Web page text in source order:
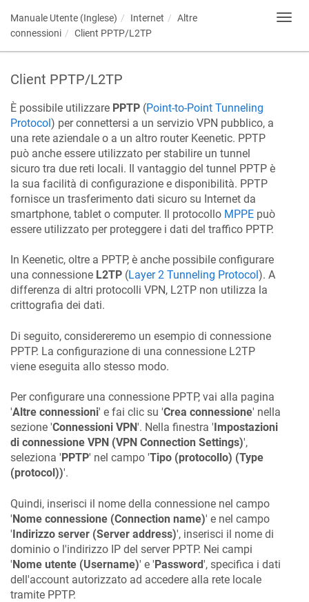
Manuale Utente (Inglese) Internet
Altre
connessioni
Client PPTP/L2TP
Client PPTP/L2TP
È possibile utilizzare PPTP (Point-to-Point Tunneling
Protocol) per connettersi a un servizio VPN pubblico, a
una rete aziendale o a un altro router Keenetic. PPTP
può anche essere utilizzato per stabilire un tunnel
sicuro tra due reti locali. Il vantaggio del tunnel PPTP è
la sua facilità di configurazione e disponibilità. PPTP
fornisce un trasferimento dati sicuro su Internet da
smartphone, tablet o computer. Il protocollo MPPE può
essere utilizzato per proteggere i dati del traffico PPTP.
In Keenetic, oltre a PPTP, è anche possibile configurare
una connessione L2TP (Layer 2 Tunneling Protocol ). A
differenza di altri protocolli VPN, L2TP non utilizza la
crittografia dei dati.
Di seguito, considereremo un esempio di connessione
PPTP. La configurazione di una connessione L2TP
viene eseguita allo stesso modo.
Per configurare una connessione PPTP, vai alla pagina
'Altre connessioni' e fai clic su 'Crea connessione' nella
sezione 'Connessioni VPN'. Nella finestra ' Impostazioni
di connessione VPN (VPN Connection Settings)',
seleziona ' PPTP' nel campo 'Tipo (protocollo) (Type
(protocol))'.
Quindi, inserisci il nome della connessione nel campo
'Nome connessione (Connection name)' e nel campo
'Indirizzo server (Server address)', inserisci il nome di
dominio o l'indirizzo IP del server PPTP. Nei campi
'Nome utente (Username)' e 'Password', specifica i dati
dell'account autorizzato ad accedere alla rete locale
tramite PPTP.